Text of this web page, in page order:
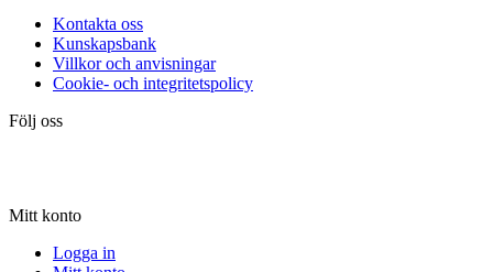
Kontakta oss
Kunskapsbank
Villkor och anvisningar
Cookie- och integritetspolicy
Följ oss
Mitt konto
Logga in